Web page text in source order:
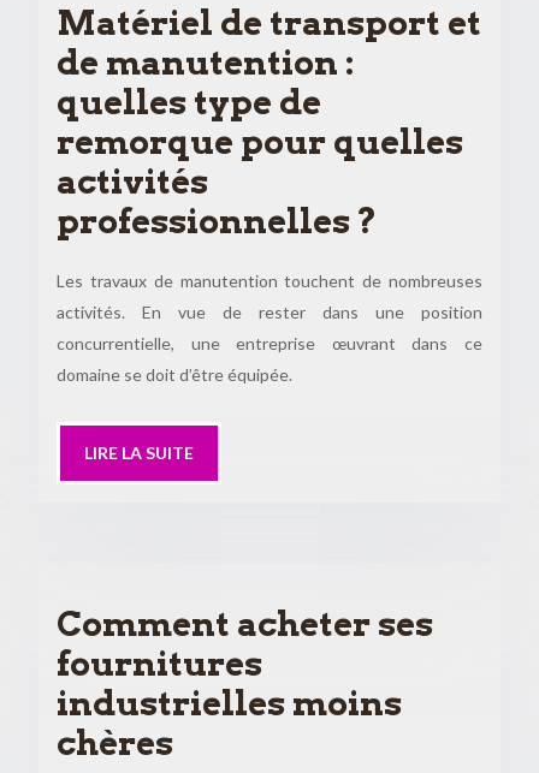
Matériel de transport et
de manutention :
quelles type de
remorque pour quelles
activités
professionnelles ?
Les travaux de manutention touchent de nombreuses
activités. En vue de rester dans une position
concurrentielle, une entreprise œuvrant dans ce
domaine se doit d’être équipée.
LIRE LA SUITE
Comment acheter ses
fournitures
industrielles moins
chères